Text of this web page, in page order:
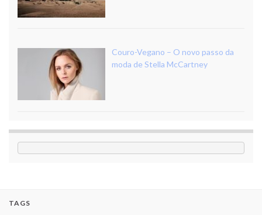
Couro-Vegano – O novo passo da
moda de Stella McCartney
TAGS